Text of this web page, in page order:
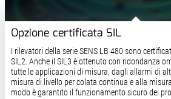
Opzione certificata SIL
I rilevatori della serie SENS LB 480 sono
SIL2. Anche il SIL3 è ottenuto con ridondanza
tutte le applicazioni di misura, dagli allarmi di
misura di livello per colata continua e alla
modo è garantito il funzionamento sicuro dei